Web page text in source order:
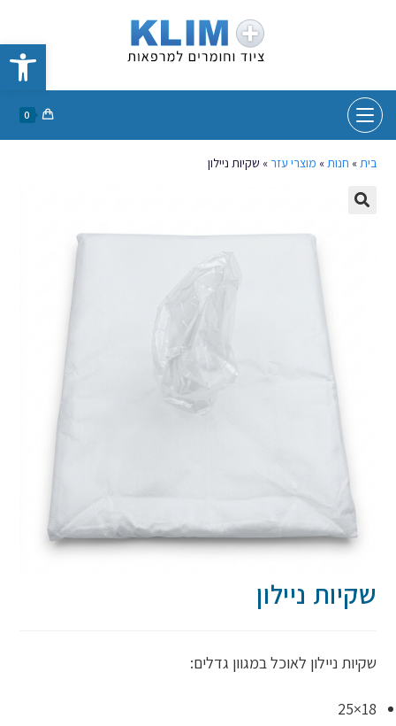
פתח סרגל נגישות
0
בית» חנות» מוצרי עזר » שקיות ניילון
שקיות ניילון
שקיות ניילון לאוכל במגוון גדלים:
18×25